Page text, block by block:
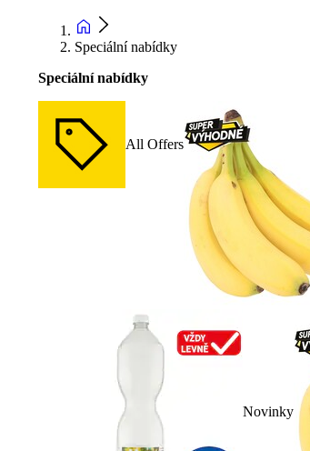
Speciální nabídky
Speciální nabídky
All Offers
Novinky